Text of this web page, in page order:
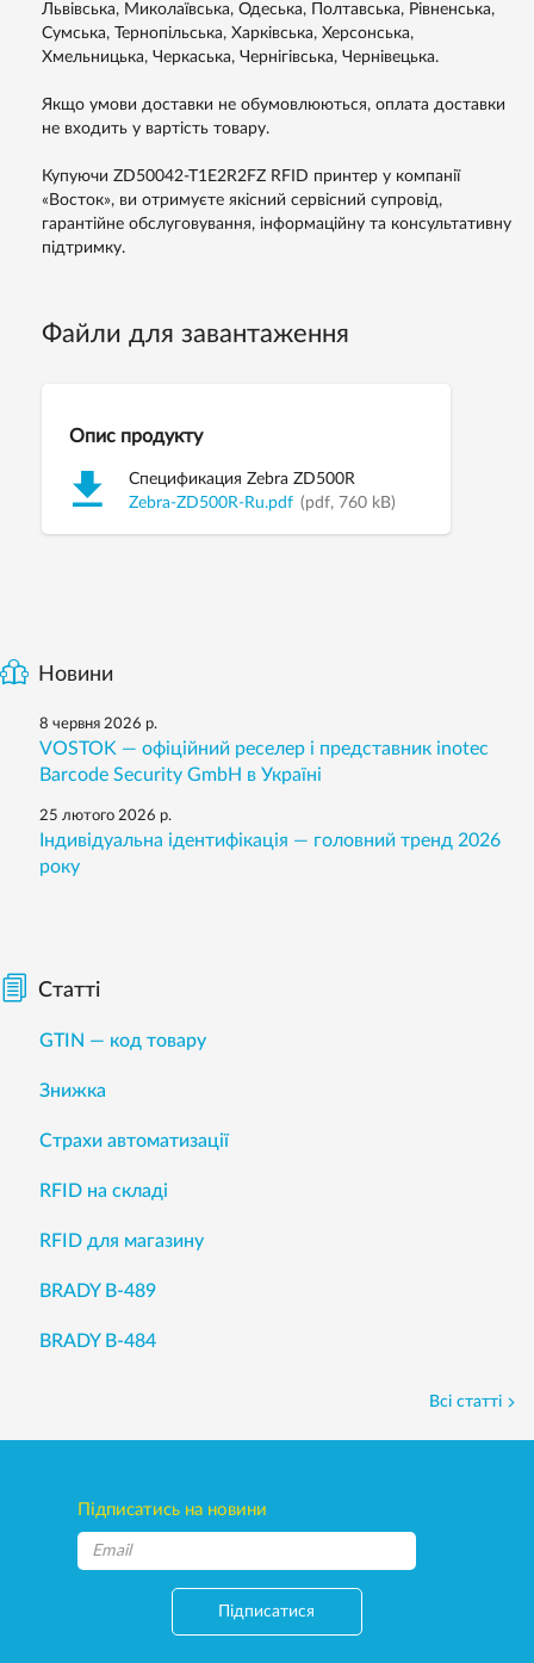
Львівська, Миколаївська, Одеська, Полтавська, Рівненська,
Сумська, Тернопільська, Харківська, Херсонська,
Хмельницька, Черкаська, Чернігівська, Чернівецька.
Якщо умови доставки не обумовлюються, оплата доставки
не входить у вартість товару.
Купуючи ZD50042-T1E2R2FZ RFID принтер у компанії
«Восток», ви отримуєте якісний сервісний супровід,
гарантійне обслуговування, інформаційну та консультативну
підтримку.
Файли для завантаження
Опис продукту
Спецификация Zebra ZD500R
Zebra-ZD500R-Ru.pdf (pdf, 760 kB)
Новини
8 червня 2026 р.
VOSTOK — офіційний реселер і представник inotec
Barcode Security GmbH в Україні
25 лютого 2026 р.
Індивідуальна ідентифікація — головний тренд 2026
року
Статті
GTIN — код товару
Знижка
Страхи автоматизації
RFID на складі
RFID для магазину
BRADY B-489
BRADY B-484
Всі статті
Підписатись на новини
Підписатися